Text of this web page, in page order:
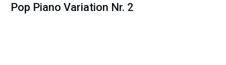
Pop Piano Variation Nr. 2